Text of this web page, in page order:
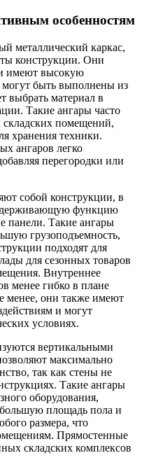
особенностям
металлический каркас,
конструкции. Они
имеют высокую
могут быть выполнены из
выбрать материал в
Такие ангары часто
складских помещений,
хранения техники.
ангаров легко
перегородки или
собой конструкции, в
функцию
панели. Такие ангары
грузоподъемность,
подходят для
для сезонных товаров
Внутреннее
менее гибко в плане
менее, они также имеют
и могут
условиях.
вертикальными
максимально
так как стены не
Такие ангары
оборудования,
площадь пола и
размера, что
Прямостенные
складских комплексов